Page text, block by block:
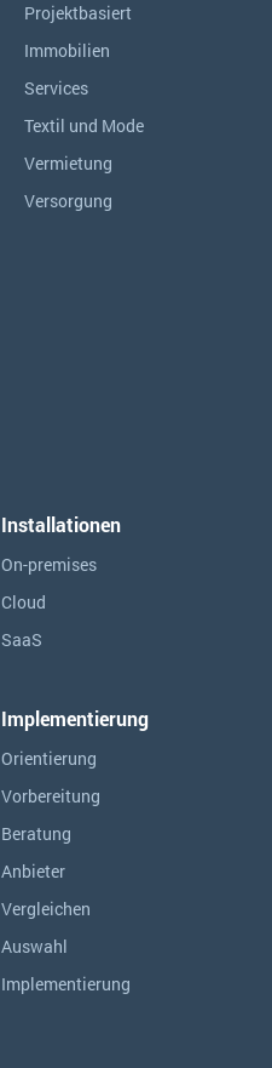
Projektbasiert
Immobilien
Services
Textil und Mode
Vermietung
Versorgung
Installationen
On-premises
Cloud
SaaS
Implementierung
Orientierung
Vorbereitung
Beratung
Anbieter
Vergleichen
Auswahl
Implementierung